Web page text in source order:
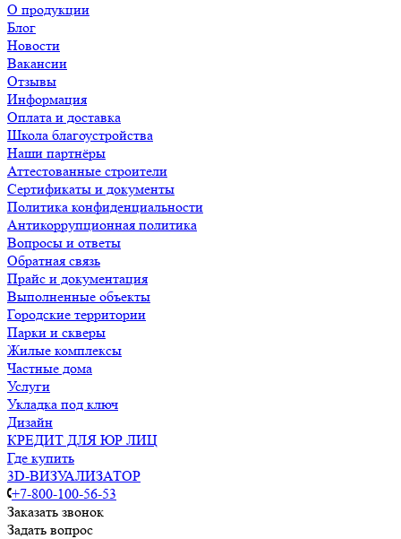
О продукции
Блог
Новости
Вакансии
Отзывы
Информация
Оплата и доставка
Школа благоустройства
Наши партнёры
Аттестованные строители
Сертификаты и документы
Политика конфиденциальности
Антикоррупционная политика
Вопросы и ответы
Обратная связь
Прайс и документация
Выполненные объекты
Городские территории
Парки и скверы
Жилые комплексы
Частные дома
Услуги
Укладка под ключ
Дизайн
КРЕДИТ ДЛЯ ЮР ЛИЦ
Где купить
3D-ВИЗУАЛИЗАТОР
+7-800-100-56-53
Заказать звонок
Задать вопрос